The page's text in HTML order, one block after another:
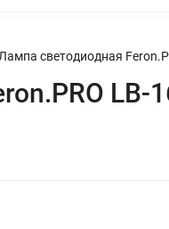
Лампа светодиодная
LB-